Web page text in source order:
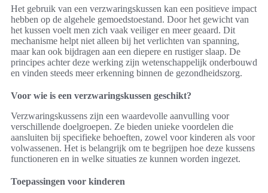
Het gebruik van een verzwaringskussen kan een positieve impact
hebben op de algehele gemoedstoestand. Door het gewicht van
het kussen voelt men zich vaak veiliger en meer geaard. Dit
mechanisme helpt niet alleen bij het verlichten van spanning,
maar kan ook bijdragen aan een diepere en rustiger slaap. De
principes achter deze werking zijn wetenschappelijk onderbouwd
en vinden steeds meer erkenning binnen de gezondheidszorg.
Voor wie is een verzwaringskussen geschikt?
Verzwaringskussens zijn een waardevolle aanvulling voor
verschillende doelgroepen. Ze bieden unieke voordelen die
aansluiten bij specifieke behoeften, zowel voor kinderen als voor
volwassenen. Het is belangrijk om te begrijpen hoe deze kussens
functioneren en in welke situaties ze kunnen worden ingezet.
Toepassingen voor kinderen